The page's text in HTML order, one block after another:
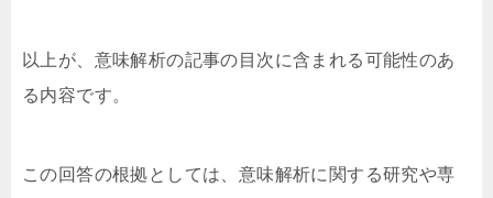
以上が、意味解析の記事の目次に含まれる可能性のあ
る内容です。
この回答の根拠としては、意味解析に関する研究や専